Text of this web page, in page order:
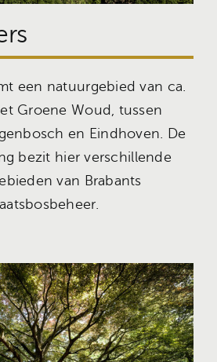
een natuurgebied van ca.
Groene Woud, tussen
en Eindhoven. De
bezit hier verschillende
van Brabants